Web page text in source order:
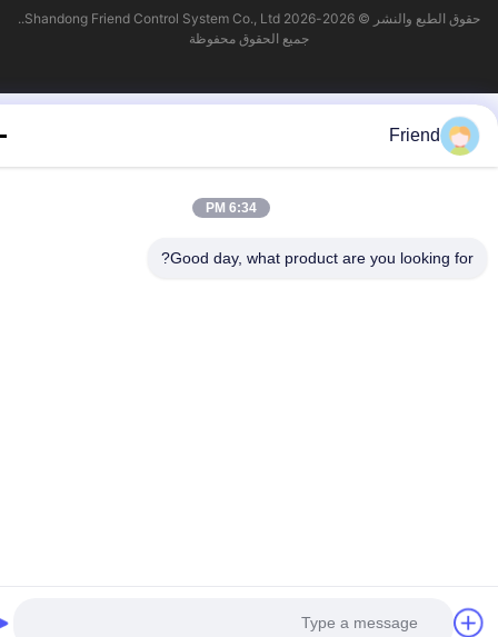
حقوق الطبع والنشر © 2026-2026 Shandong Friend Control System Co., Ltd..
جميع الحقوق محفوظة
Friend
6:34 PM
Good day, what product are you looking